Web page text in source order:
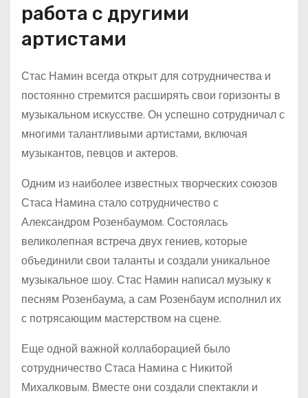
работа с другими
артистами
Стас Намин всегда открыт для сотрудничества и
постоянно стремится расширять свои горизонты в
музыкальном искусстве. Он успешно сотрудничал с
многими талантливыми артистами, включая
музыкантов, певцов и актеров.
Одним из наиболее известных творческих союзов
Стаса Намина стало сотрудничество с
Александром Розенбаумом. Состоялась
великолепная встреча двух гениев, которые
объединили свои таланты и создали уникальное
музыкальное шоу. Стас Намин написал музыку к
песням Розенбаума, а сам Розенбаум исполнил их
с потрясающим мастерством на сцене.
Еще одной важной коллаборацией было
сотрудничество Стаса Намина с Никитой
Михалковым. Вместе они создали спектакли и